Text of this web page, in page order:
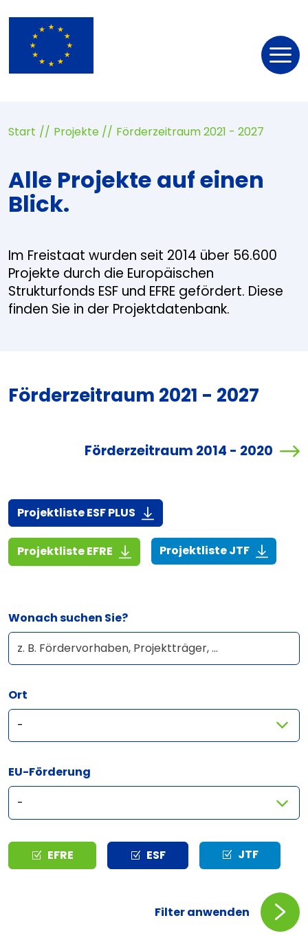
Start Projekte Förderzeitraum 2021 - 2027
Alle Projekte auf einen
Blick.
Im Freistaat wurden seit 2014 über 56.600
Projekte durch die Europäischen
Strukturfonds ESF und EFRE gefördert. Diese
finden Sie in der Projektdatenbank.
Förderzeitraum 2021 - 2027
Förderzeitraum 2014 - 2020
Projektliste ESF PLUS (916,7 KiB)
Projektliste EFRE (1,4 MiB)Projektliste JTF(268,6
Wonach suchen Sie?
Ort
EU-Förderung
Typ EFRE ESF JTF
Filter anwenden